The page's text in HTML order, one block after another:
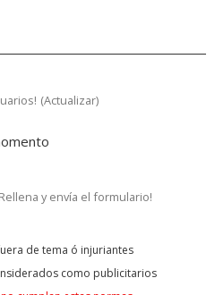
(Actualizar)
Rellena y envía el formulario!
de tema ó injuriantes
como publicitarios